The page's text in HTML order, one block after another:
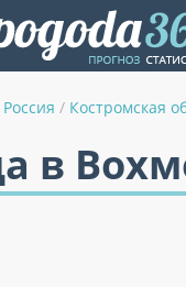
Россия / Костромская
в